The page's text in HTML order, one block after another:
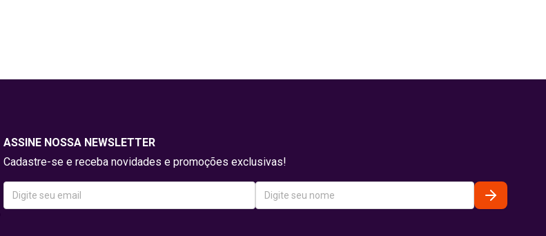
ASSINE NOSSA NEWSLETTER
Cadastre-se e receba novidades e promoções exclusivas!